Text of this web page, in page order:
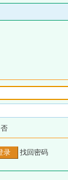
否
找回密码